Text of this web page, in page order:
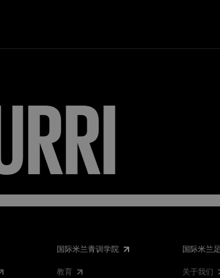
国际米兰青训学院
教育
国际米兰
关于我们